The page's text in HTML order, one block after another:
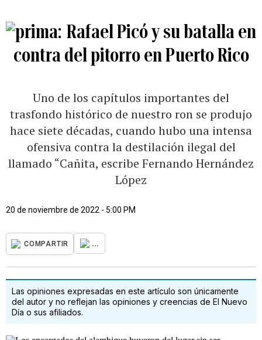
Rafael Picó y su batalla en
contra del pitorro en Puerto Rico
Uno de los capítulos importantes del
trasfondo histórico de nuestro ron se produjo
hace siete décadas, cuando hubo una intensa
ofensiva contra la destilación ilegal del
llamado “Cañita, escribe Fernando Hernández
López
20 de noviembre de 2022 - 5:00 PM
COMPARTIR ...
Las opiniones expresadas en este artículo son únicamente
del autor y no reflejan las opiniones y creencias de El Nuevo
Día o sus afiliados.